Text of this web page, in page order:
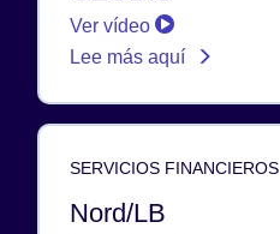
Ver vídeo
Lee más aquí
SERVICIOS FINANCIEROS
Nord/LB